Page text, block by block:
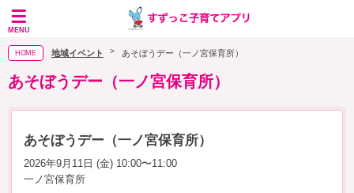
MENU
HOME 地域イベント あそぼうデー（一ノ宮保育所）
あそぼうデー（一ノ宮保育所）
あそぼうデー（一ノ宮保育所）
2026年9月11日 (金) 10:00〜11:00
一ノ宮保育所